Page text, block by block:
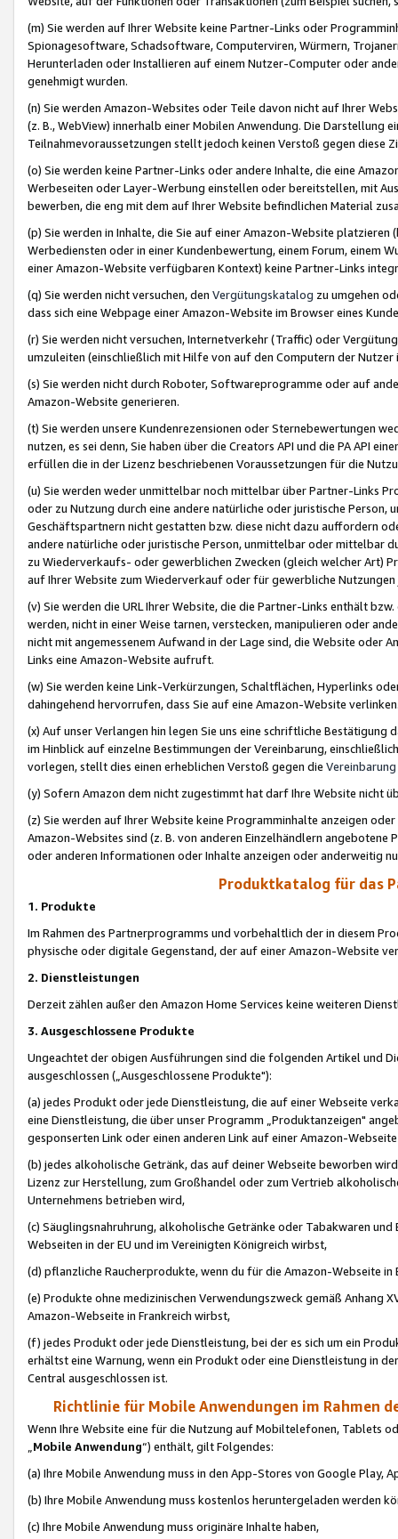
(m) Sie werden auf Ihrer Website keine Partner-Links oder
Spionagesoftware, Schadsoftware, Computerviren, Würmern,
Herunterladen oder Installieren auf einem Nutzer-Computer oder
genehmigt wurden.
(n) Sie werden Amazon-Websites oder Teile davon nicht auf Ihrer
(z. B., WebView) innerhalb einer Mobilen Anwendung. Die Darstellung
Teilnahmevoraussetzungen stellt jedoch keinen Verstoß gegen diese
(o) Sie werden keine Partner-Links oder andere Inhalte, die eine
Werbeseiten oder Layer-Werbung einstellen oder bereitstellen, mit
bewerben, die eng mit dem auf Ihrer Website befindlichen Material
(p) Sie werden in Inhalte, die Sie auf einer Amazon-Website
Werbediensten oder in einer Kundenbewertung, einem Forum, einem
einer Amazon-Website verfügbaren Kontext) keine Partner-Links
(q) Sie werden nicht versuchen, den Vergütungskatalog zu umgehen
dass sich eine Webpage einer Amazon-Website im Browser eines
(r) Sie werden nicht versuchen, Internetverkehr (Traffic) oder
umzuleiten (einschließlich mit Hilfe von auf den Computern der
(s) Sie werden nicht durch Roboter, Softwareprogramme oder auf
Amazon-Website generieren.
(t) Sie werden unsere Kundenrezensionen oder Sternebewertungen
nutzen, es sei denn, Sie haben über die Creators API und die PA API
erfüllen die in der Lizenz beschriebenen Voraussetzungen für die
(u) Sie werden weder unmittelbar noch mittelbar über Partner-Links
oder zu Nutzung durch eine andere natürliche oder juristische
Geschäftspartnern nicht gestatten bzw. diese nicht dazu auffordern
andere natürliche oder juristische Person, unmittelbar oder mittelbar
zu Wiederverkaufs- oder gewerblichen Zwecken (gleich welcher Art)
auf Ihrer Website zum Wiederverkauf oder für gewerbliche
(v) Sie werden die URL Ihrer Website, die die Partner-Links enthält
werden, nicht in einer Weise tarnen, verstecken, manipulieren oder
nicht mit angemessenem Aufwand in der Lage sind, die Website oder
Links eine Amazon-Website aufruft.
(w) Sie werden keine Link-Verkürzungen, Schaltflächen, Hyperlinks
dahingehend hervorrufen, dass Sie auf eine Amazon-Website
(x) Auf unser Verlangen hin legen Sie uns eine schriftliche
im Hinblick auf einzelne Bestimmungen der Vereinbarung,
vorlegen, stellt dies einen erheblichen Verstoß gegen die Vereinbarung
(y) Sofern Amazon dem nicht zugestimmt hat darf Ihre Website nicht
(z) Sie werden auf Ihrer Website keine Programminhalte anzeigen
Amazon-Websites sind (z. B. von anderen Einzelhändlern
oder anderen Informationen oder Inhalte anzeigen oder anderweitig
Produktkatalog für das
1. Produkte
Im Rahmen des Partnerprogramms und vorbehaltlich der in diesem
physische oder digitale Gegenstand, der auf einer Amazon-Website
2. Dienstleistungen
Derzeit zählen außer den Amazon Home Services keine weiteren
3. Ausgeschlossene Produkte
Ungeachtet der obigen Ausführungen sind die folgenden Artikel und
ausgeschlossen („Ausgeschlossene Produkte"):
(a) jedes Produkt oder jede Dienstleistung, die auf einer Webseite
eine Dienstleistung, die über unser Programm „Produktanzeigen"
gesponserten Link oder einen anderen Link auf einer Amazon-
(b) jedes alkoholische Getränk, das auf deiner Webseite beworben
Lizenz zur Herstellung, zum Großhandel oder zum Vertrieb
Unternehmens betrieben wird,
(c) Säuglingsnahruhrung, alkoholische Getränke oder Tabakwaren
Webseiten in der EU und im Vereinigten Königreich wirbst,
(d) pflanzliche Raucherprodukte, wenn du für die Amazon-Webseite in
(e) Produkte ohne medizinischen Verwendungszweck gemäß Anhang
Amazon-Webseite in Frankreich wirbst,
(f) jedes Produkt oder jede Dienstleistung, bei der es sich um ein
erhältst eine Warnung, wenn ein Produkt oder eine Dienstleistung in
Central ausgeschlossen ist.
Richtlinie für Mobile Anwendungen im Rahmen
Wenn Ihre Website eine für die Nutzung auf Mobiltelefonen, Tablets
„Mobile Anwendung“) enthält, gilt Folgendes:
(a) Ihre Mobile Anwendung muss in den App-Stores von Google Play,
(b) Ihre Mobile Anwendung muss kostenlos heruntergeladen werden
(c) Ihre Mobile Anwendung muss originäre Inhalte haben,